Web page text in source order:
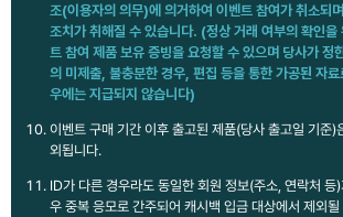
조(이용자의 의무)에 의거하여 이벤트 참여가 취소되
조치가 취해질 수 있습니다. (정상 거래 여부의 확인을
트 참여 제품 보유 증빙을 요청할 수 있으며 당사가 정
의 미제출, 불충분한 경우, 편집 등을 통한 가공된 자
우에는 지급되지 않습니다)
이벤트 구매 기간 이후 출고된 제품(당사 출고일 기준)
외됩니다.
ID가 다른 경우라도 동일한 회원 정보(주소, 연락처 등
우 중복 응모로 간주되어 캐시백 입금 대상에서 제외